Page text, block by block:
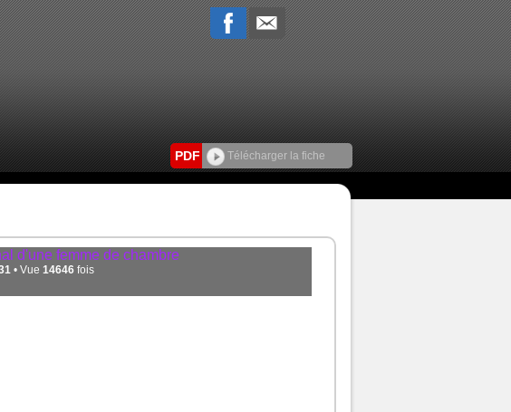
PDF Télécharger la fiche
d'une femme de chambre
• Vue 14646 fois